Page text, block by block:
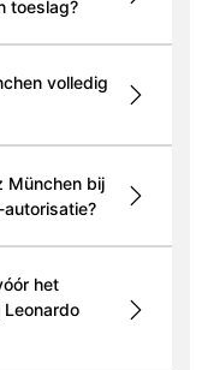
toeslag?
volledig
München bij
het